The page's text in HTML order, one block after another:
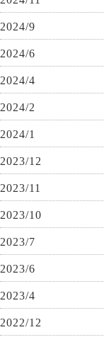
2024/9
2024/6
2024/4
2024/2
2024/1
2023/12
2023/11
2023/10
2023/7
2023/6
2023/4
2022/12